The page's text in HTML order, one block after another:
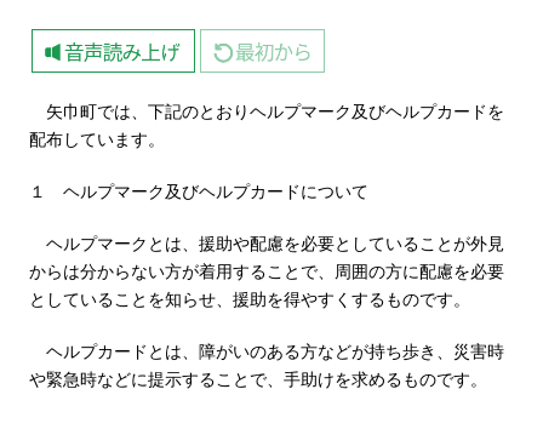
矢巾町では、下記のとおりヘルプマーク及びヘルプカードを
配布しています。
１ ヘルプマーク及びヘルプカードについて
ヘルプマークとは、援助や配慮を必要としていることが外見
からは分からない方が着用することで、周囲の方に配慮を必要
としていることを知らせ、援助を得やすくするものです。
ヘルプカードとは、障がいのある方などが持ち歩き、災害時
や緊急時などに提示することで、手助けを求めるものです。